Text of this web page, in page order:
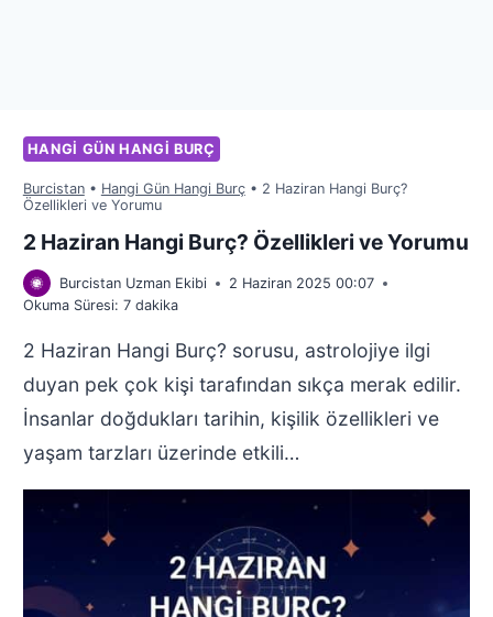
HANGI GÜN HANGI BURÇ
Burcistan• Hangi Gün Hangi Burç• 2 Haziran Hangi Burç?
Özellikleri ve Yorumu
2 Haziran Hangi Burç? Özellikleri ve Yorumu
Burcistan Uzman Ekibi
2 Haziran 2025 00:07
Okuma Süresi: 7 dakika
2 Haziran Hangi Burç? sorusu, astrolojiye ilgi
duyan pek çok kişi tarafından sıkça merak edilir.
İnsanlar doğdukları tarihin, kişilik özellikleri ve
yaşam tarzları üzerinde etkili…